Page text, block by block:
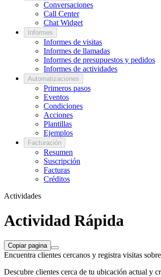
Conversaciones
Call Center
Chat Widget
Informes
Informes de visitas
Informes de llamadas
Informes de presupuestos y pedidos
Informes de actividades
Automatizaciones
Primeros pasos
Eventos
Condiciones
Acciones
Plantillas
Ejemplos
Facturación
Resumen
Suscripción
Facturas
Créditos
Actividades
Actividad Rápida
Copiar pagina
Encuentra clientes cercanos y registra visitas
Descubre clientes cerca de tu ubicación actual y